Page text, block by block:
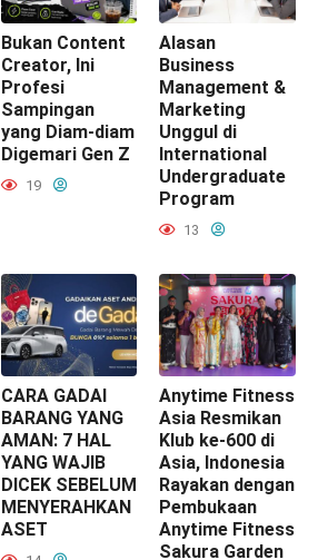
Bukan Content
Creator, Ini
Profesi
Sampingan
yang Diam-diam
Digemari Gen Z
19
Alasan
Business
Management &
Marketing
Unggul di
International
Undergraduate
Program
13
CARA GADAI
BARANG YANG
AMAN: 7 HAL
YANG WAJIB
DICEK SEBELUM
MENYERAHKAN
ASET
Anytime Fitness
Asia Resmikan
Klub ke-600 di
Asia, Indonesia
Rayakan dengan
Pembukaan
Anytime Fitness
Sakura Garden